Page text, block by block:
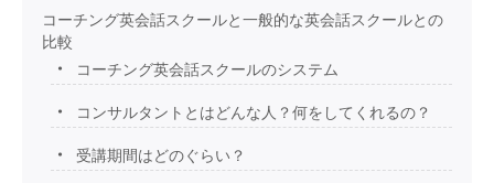
コーチング英会話スクールと一般的な英会話スクールとの
比較
コーチング英会話スクールのシステム
コンサルタントとはどんな人？何をしてくれるの？
受講期間はどのぐらい？